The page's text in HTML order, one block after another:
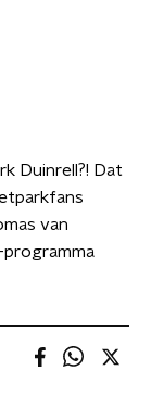
Duinrell?! Dat
van